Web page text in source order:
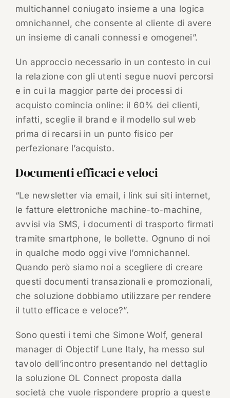
multichannel coniugato insieme a una logica
omnichannel, che consente al cliente di avere
un insieme di canali connessi e omogenei”.
Un approccio necessario in un contesto in cui
la relazione con gli utenti segue nuovi percorsi
e in cui la maggior parte dei processi di
acquisto comincia online: il 60% dei clienti,
infatti, sceglie il brand e il modello sul web
prima di recarsi in un punto fisico per
perfezionare l’acquisto.
Documenti efficaci e veloci
“Le newsletter via email, i link sui siti internet,
le fatture elettroniche machine-to-machine,
avvisi via SMS, i documenti di trasporto firmati
tramite smartphone, le bollette. Ognuno di noi
in qualche modo oggi vive l’omnichannel.
Quando però siamo noi a scegliere di creare
questi documenti transazionali e promozionali,
che soluzione dobbiamo utilizzare per rendere
il tutto efficace e veloce?”.
Sono questi i temi che Simone Wolf, general
manager di Objectif Lune Italy, ha messo sul
tavolo dell’incontro presentando nel dettaglio
la soluzione OL Connect proposta dalla
società che vuole rispondere proprio a queste